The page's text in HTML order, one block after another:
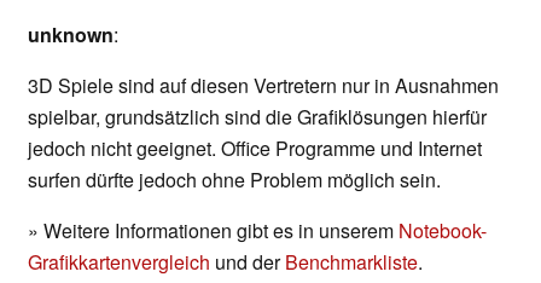
unknown:
3D Spiele sind auf diesen Vertretern nur in Ausnahmen
spielbar, grundsätzlich sind die Grafiklösungen hierfür
jedoch nicht geeignet. Office Programme und Internet
surfen dürfte jedoch ohne Problem möglich sein.
» Weitere Informationen gibt es in unserem Notebook-
Grafikkartenvergleich und derBenchmarkliste.